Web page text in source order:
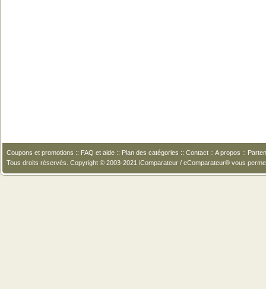
Coupons et promotions :: FAQ et aide :: Plan des catégories :: Contact :: A propos ::
Tous droits réservés. Copyright © 2003-2021 iComparateur / eComparateur® vous